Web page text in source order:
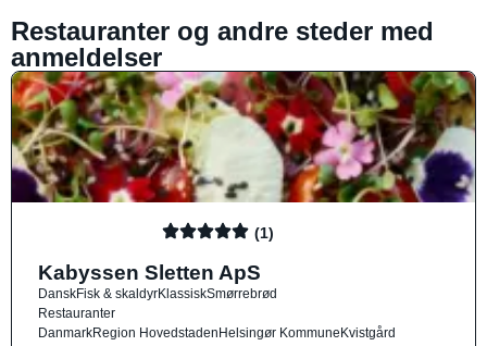
Restauranter og andre steder med
anmeldelser
(1)
Kabyssen Sletten ApS
DanskFisk & skaldyrKlassiskSmørrebrød
Restauranter
DanmarkRegion HovedstadenHelsingør KommuneKvistgård